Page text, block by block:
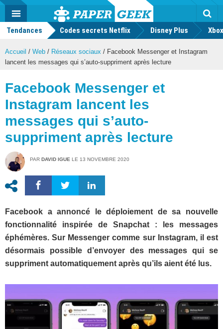
Actu
geek
MENU
Tendances Codes secrets Netflix Disney Plus
Accueil / Web / Réseaux sociaux / Facebook Messenger et Instagram
lancent les messages qui s’auto-suppriment après lecture
Facebook Messenger et
Instagram lancent les
messages qui s’auto-
suppriment après lecture
PAR DAVID IGUE LE 13 NOVEMBRE 2020
Facebook a annoncé le déploiement de sa nouvelle
fonctionnalité inspirée de Snapchat : les messages
éphémères. Sur Messenger comme sur Instagram, il est
désormais possible d’envoyer des messages qui se
suppriment automatiquement après qu’ils aient été lus.
Mode
FacebookTwitter Youtube